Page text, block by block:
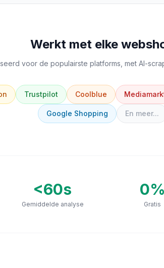
Werkt met elke
voor de populairste platforms, met AI-
Trustpilot Coolblue
Google Shopping En meer...
<60s
Gemiddelde analyse
0%
Gratis